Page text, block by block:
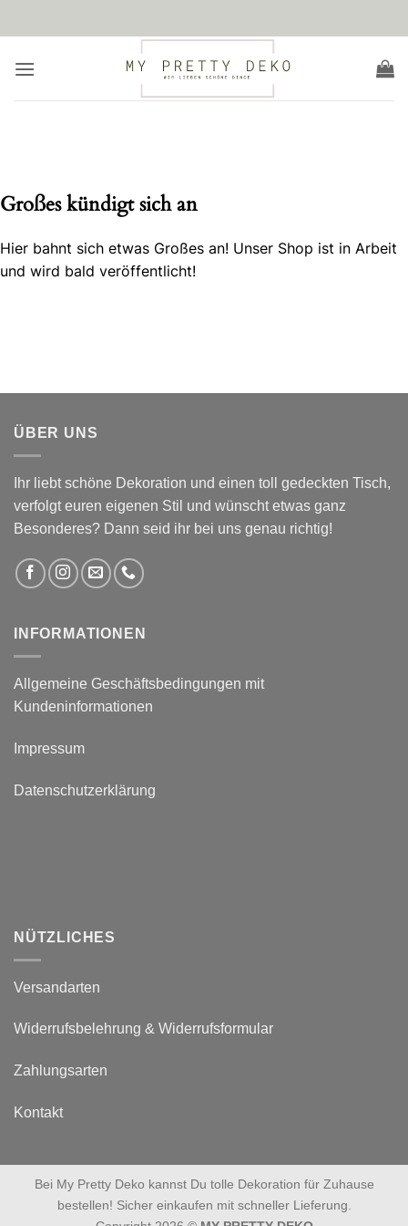
Inhalt
Großes kündigt sich an
Hier bahnt sich etwas Großes an! Unser Shop ist in Arbeit
und wird bald veröffentlicht!
ÜBER UNS
Ihr liebt schöne Dekoration und einen toll gedeckten Tisch,
verfolgt euren eigenen Stil und wünscht etwas ganz
Besonderes? Dann seid ihr bei uns genau richtig!
INFORMATIONEN
Allgemeine Geschäftsbedingungen mit
Kundeninformationen
Impressum
Datenschutzerklärung
NÜTZLICHES
Versandarten
Widerrufsbelehrung & Widerrufsformular
Zahlungsarten
Kontakt
Bei My Pretty Deko kannst Du tolle Dekoration für Zuhause
bestellen! Sicher einkaufen mit schneller Lieferung.